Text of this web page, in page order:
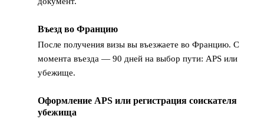
Въезд во Францию
После получения визы вы въезжаете во Францию. С
момента въезда — 90 дней на выбор пути: APS или
убежище.
Оформление APS или регистрация соискателя
убежища